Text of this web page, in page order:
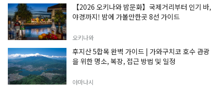
【2026 오키나와 밤문화】국제거리부터 인기 바,
야경까지! 밤에 가볼만한곳 8선 가이드
오키나와
후지산 5합목 완벽 가이드 | 가와구치코 호수 관광
을 위한 명소, 복장, 접근 방법 및 일정
야마나시